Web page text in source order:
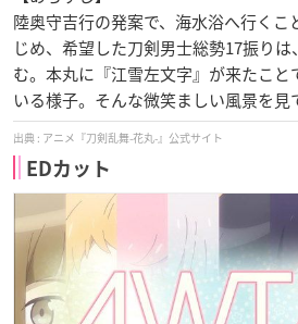
陸奥守吉行の発案で、海水浴へ行くこ
じめ、希望した刀剣男士総勢17振り
む。本丸に『江雪左文字』が来たこと
いる様子。そんな微笑ましい風景を見
アニメ『刀剣乱舞-花丸-』公式サイト
EDカット